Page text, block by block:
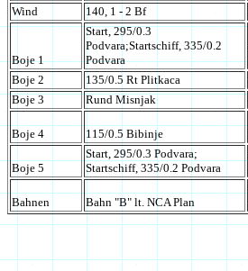
Wind
140, 1 - 2 Bf
Boje 1
Start, 295/0.3
Podvara;Startschiff, 335/0.2
Podvara
Boje 2
135/0.5 Rt Plitkaca
Boje 3
Rund Misnjak
Boje 4 115/0.5 Bibinje
Boje 5
Start, 295/0.3 Podvara;
Startschiff, 335/0.2 Podvara
Bahnen Bahn "B" lt. NCA Plan